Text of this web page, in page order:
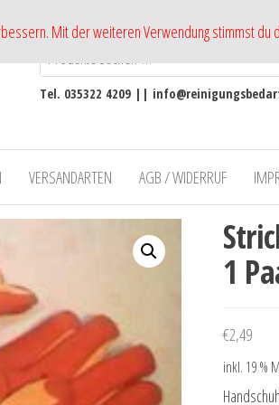
Tel. 035322 4209 ||
VERSANDARTEN AGB / WIDERRUF
1
€2,49
inkl. 19 %
Mit der weiteren Verwendung stimmst du